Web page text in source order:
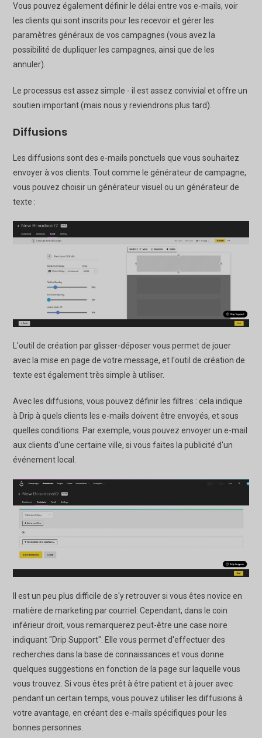
Vous pouvez également définir le délai entre vos e-mails, voir
les clients qui sont inscrits pour les recevoir et gérer les
paramètres généraux de vos campagnes (vous avez la
possibilité de dupliquer les campagnes, ainsi que de les
annuler).
Le processus est assez simple - il est assez convivial et offre un
soutien important (mais nous y reviendrons plus tard).
Diffusions
Les diffusions sont des e-mails ponctuels que vous souhaitez
envoyer à vos clients. Tout comme le générateur de campagne,
vous pouvez choisir un générateur visuel ou un générateur de
texte :
L'outil de création par glisser-déposer vous permet de jouer
avec la mise en page de votre message, et l'outil de création de
texte est également très simple à utiliser.
Avec les diffusions, vous pouvez définir les filtres : cela indique
à Drip à quels clients les e-mails doivent être envoyés, et sous
quelles conditions. Par exemple, vous pouvez envoyer un e-mail
aux clients d'une certaine ville, si vous faites la publicité d'un
événement local.
Il est un peu plus difficile de s'y retrouver si vous êtes novice en
matière de marketing par courriel. Cependant, dans le coin
inférieur droit, vous remarquerez peut-être une case noire
indiquant "Drip Support". Elle vous permet d'effectuer des
recherches dans la base de connaissances et vous donne
quelques suggestions en fonction de la page sur laquelle vous
vous trouvez. Si vous êtes prêt à être patient et à jouer avec
pendant un certain temps, vous pouvez utiliser les diffusions à
votre avantage, en créant des e-mails spécifiques pour les
bonnes personnes.